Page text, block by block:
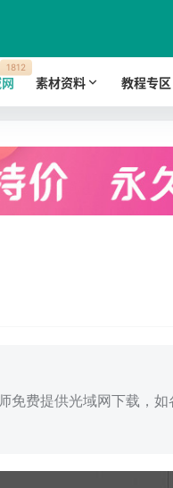
1812
素材资料 教程专区
免费提供光域网下载，